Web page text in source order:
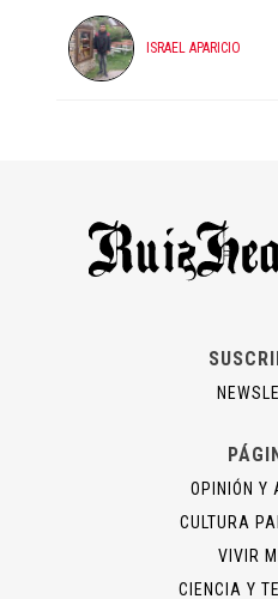
ISRAEL APARICIO
OPINIÓN Y
CULTURA
VIVIR
CIENCIA Y